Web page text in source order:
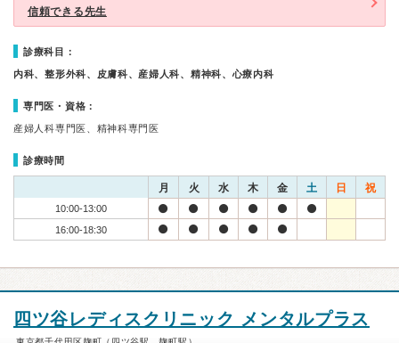
信頼できる先生
診療科目：
内科、整形外科、皮膚科、産婦人科、精神科、心療内科
専門医・資格：
産婦人科専門医、精神科専門医
診療時間
月 火 水 木 金 土 日 祝
10:00-13:00
16:00-18:30
四ツ谷レディスクリニック メンタルプラス